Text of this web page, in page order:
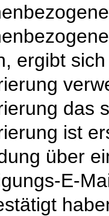
ergibt
das
ist
über
E-